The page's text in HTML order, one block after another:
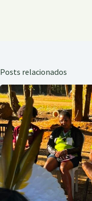
Posts relacionados